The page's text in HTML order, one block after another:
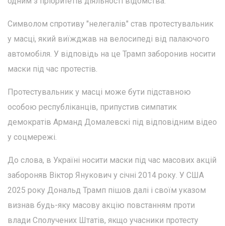
Символом спротиву "нелегалів" став протестувальник
у масці, який виїжджав на велосипеді від палаючого
автомобіля. У відповідь на це Трамп заборонив носити
маски під час протестів.
Протестувальник у масці може бути підставною
особою республіканців, припустив симпатик
демократів Арманд Домалевскі під відповідним відео
у соцмережі.
До слова, в Україні носити маски під час масових акцій
забороняв Віктор Янукович у січні 2014 року. У США
2025 року Дональд Трамп пішов далі і своїм указом
визнав будь-яку масову акцію повстанням проти
влади Сполучених Штатів, якщо учасники протесту